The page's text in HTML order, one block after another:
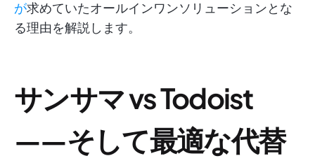
が求めていたオールインワンソリューションとな
る理由を解説します。
サンサマ vs Todoist
——そして最適な代替